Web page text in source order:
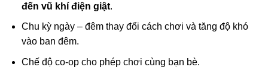
đến vũ khí điện giật.
Chu kỳ ngày – đêm thay đổi cách chơi và tăng độ khó
vào ban đêm.
Chế độ co-op cho phép chơi cùng bạn bè.